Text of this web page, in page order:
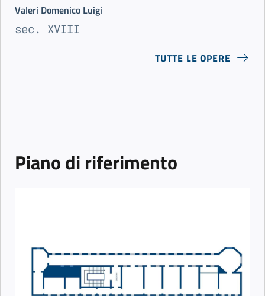
Valeri Domenico Luigi
sec. XVIII
TUTTE LE OPERE
Piano di riferimento